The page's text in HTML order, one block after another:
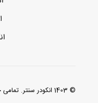
© 1403 انکودر سنتر. تمامی حقوق محفوظ است.